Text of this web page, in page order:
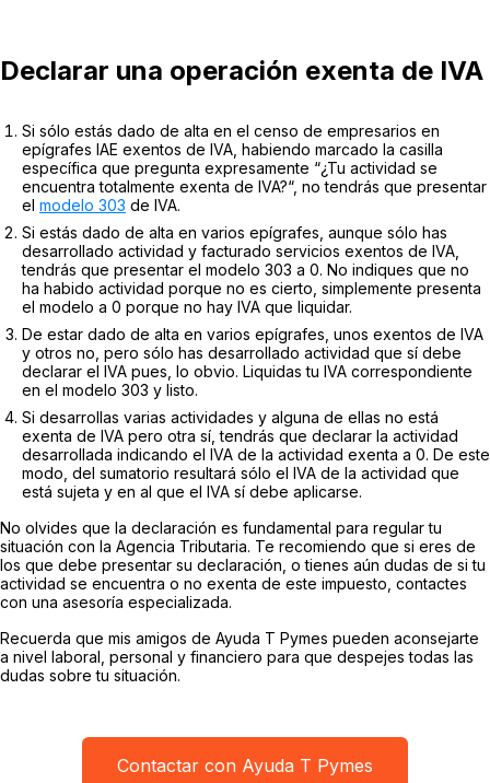
Declarar una operación exenta de IVA
Si sólo estás dado de alta en el censo de empresarios en
epígrafes IAE exentos de IVA, habiendo marcado la casilla
específica que pregunta expresamente “¿Tu actividad se
encuentra totalmente exenta de IVA?“, no tendrás que presentar
el modelo 303 de IVA.
Si estás dado de alta en varios epígrafes, aunque sólo has
desarrollado actividad y facturado servicios exentos de IVA,
tendrás que presentar el modelo 303 a 0. No indiques que no
ha habido actividad porque no es cierto, simplemente presenta
el modelo a 0 porque no hay IVA que liquidar.
De estar dado de alta en varios epígrafes, unos exentos de IVA
y otros no, pero sólo has desarrollado actividad que sí debe
declarar el IVA pues, lo obvio. Liquidas tu IVA correspondiente
en el modelo 303 y listo.
Si desarrollas varias actividades y alguna de ellas no está
exenta de IVA pero otra sí, tendrás que declarar la actividad
desarrollada indicando el IVA de la actividad exenta a 0. De este
modo, del sumatorio resultará sólo el IVA de la actividad que
está sujeta y en al que el IVA sí debe aplicarse.
No olvides que la declaración es fundamental para regular tu
situación con la Agencia Tributaria. Te recomiendo que si eres de
los que debe presentar su declaración, o tienes aún dudas de si tu
actividad se encuentra o no exenta de este impuesto, contactes
con una asesoría especializada.
Recuerda que mis amigos de Ayuda T Pymes pueden aconsejarte
a nivel laboral, personal y financiero para que despejes todas las
dudas sobre tu situación.
Contactar con Ayuda T Pymes